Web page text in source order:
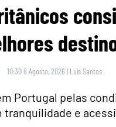
10:30 8 Agosto, 2026 | Luís Santos
Portugal pelas
tranquilidade e